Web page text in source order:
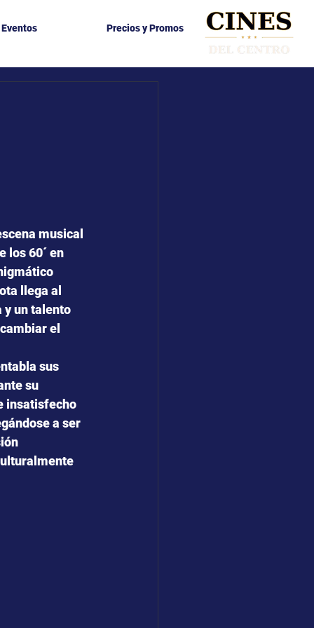
Precios y Promos
musical
los 60´ en
llega al
y un talento
el
sus
su
insatisfecho
a ser